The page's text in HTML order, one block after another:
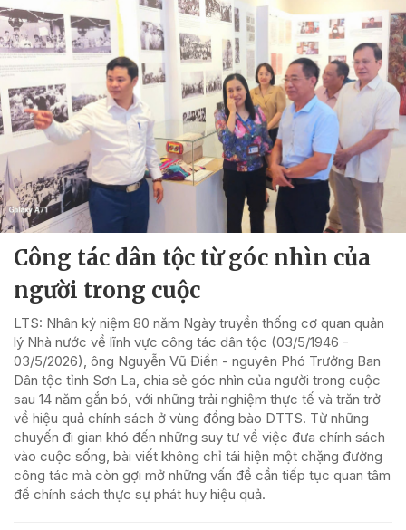
Công tác dân tộc từ góc nhìn của
người trong cuộc
LTS: Nhân kỷ niệm 80 năm Ngày truyền thống cơ quan quản
lý Nhà nước về lĩnh vực công tác dân tộc (03/5/1946 -
03/5/2026), ông Nguyễn Vũ Điền - nguyên Phó Trưởng Ban
Dân tộc tỉnh Sơn La, chia sẻ góc nhìn của người trong cuộc
sau 14 năm gắn bó, với những trải nghiệm thực tế và trăn trở
về hiệu quả chính sách ở vùng đồng bào DTTS. Từ những
chuyến đi gian khó đến những suy tư về việc đưa chính sách
vào cuộc sống, bài viết không chỉ tái hiện một chặng đường
công tác mà còn gợi mở những vấn đề cần tiếp tục quan tâm
để chính sách thực sự phát huy hiệu quả.